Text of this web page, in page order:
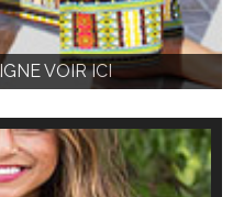
VOIR ICI